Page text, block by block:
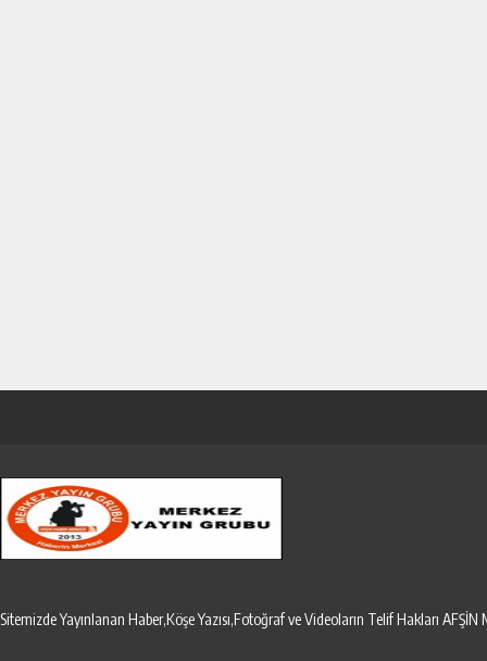
Sitemizde Yayınlanan Haber,Köşe Yazısı,Fotoğraf ve Videoların Telif Hakları